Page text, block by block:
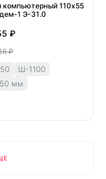
компьютерный 110х55
1 Э-31.0
₽
₽
Ш-1100
мм